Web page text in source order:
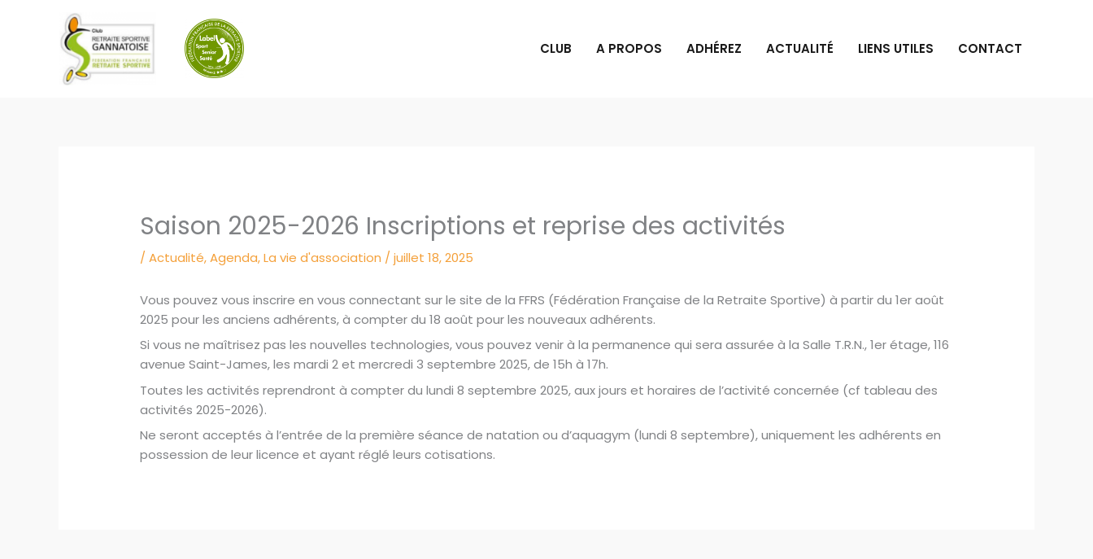
CLUB A PROPOS ADHÉREZ ACTUALITÉ LIENS UTILES CONTACT
Saison 2025-2026 Inscriptions et reprise des activités
/Actualité,Agenda,La vie d'association /juillet 18, 2025
Vous pouvez vous inscrire en vous connectant sur le site de la FFRS (Fédération Française de la Retraite Sportive) à partir du 1er août
2025 pour les anciens adhérents, à compter du 18 août pour les nouveaux adhérents.
Si vous ne maîtrisez pas les nouvelles technologies, vous pouvez venir à la permanence qui sera assurée à la Salle T.R.N., 1er étage, 116
avenue Saint-James, les mardi 2 et mercredi 3 septembre 2025, de 15h à 17h.
Toutes les activités reprendront à compter du lundi 8 septembre 2025, aux jours et horaires de l’activité concernée (cf tableau des
activités 2025-2026).
Ne seront acceptés à l’entrée de la première séance de natation ou d’aquagym (lundi 8 septembre), uniquement les adhérents en
possession de leur licence et ayant réglé leurs cotisations.